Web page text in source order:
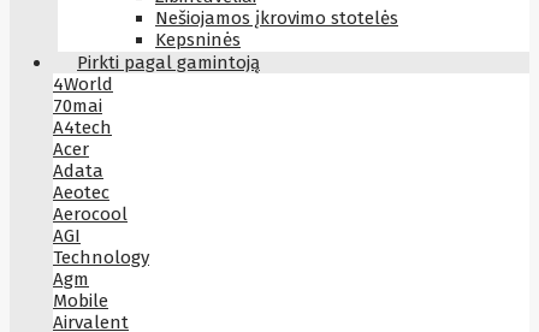
Nešiojamos įkrovimo stotelės
Kepsninės
Pirkti pagal gamintoją
4World
70mai
A4tech
Acer
Adata
Aeotec
Aerocool
AGI
Technology
Agm
Mobile
Airvalent